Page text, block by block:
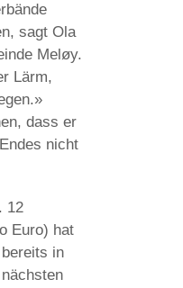
sagt Ola
Meløy.
Lärm,
dass er
nicht
12
Euro) hat
in